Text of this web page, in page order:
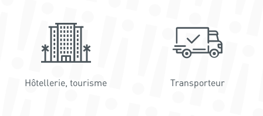
Hôtellerie, tourisme Transporteur